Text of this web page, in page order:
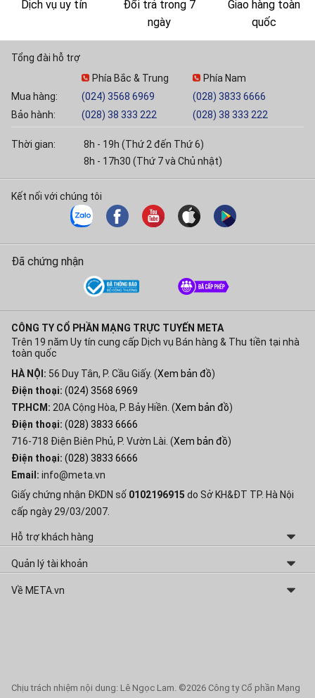
Dịch vụ uy tín
Đổi trả trong 7
ngày
Giao hàng toàn
quốc
Tổng đài hỗ trợ
Mua hàng:
Bảo hành:
Phía Bắc & Trung
(024) 3568 6969
(028) 38 333 222
Phía Nam
(028) 3833 6666
(028) 38 333 222
Thời gian:
8h - 19h (Thứ 2 đến Thứ 6)
8h - 17h30 (Thứ 7 và Chủ nhật)
Kết nối với chúng tôi
Đã chứng nhận
CÔNG TY CỔ PHẦN MẠNG TRỰC TUYẾN META
Trên 19 năm Uy tín cung cấp Dịch vụ Bán hàng & Thu tiền tại nhà
toàn quốc
HÀ NỘI: 56 Duy Tân, P. Cầu Giấy. (Xem bản đồ)
Điện thoại: (024) 3568 6969
TP.HCM: 20A Cộng Hòa, P. Bảy Hiền. (Xem bản đồ)
Điện thoại: (028) 3833 6666
716-718 Điện Biên Phủ, P. Vườn Lài. (Xem bản đồ)
Điện thoại: (028) 3833 6666
Email: info@meta.vn
Giấy chứng nhận ĐKDN số 0102196915 do Sở KH&ĐT TP. Hà Nội
cấp ngày 29/03/2007.
Hỗ trợ khách hàng
Chính sách và Quy định chung
Quản lý tài khoản
Thay đổi thông tin
Về META.vn
Chịu trách nhiệm nội dung: Lê Ngọc Lam. ©2026 Công ty Cổ phần Mạng